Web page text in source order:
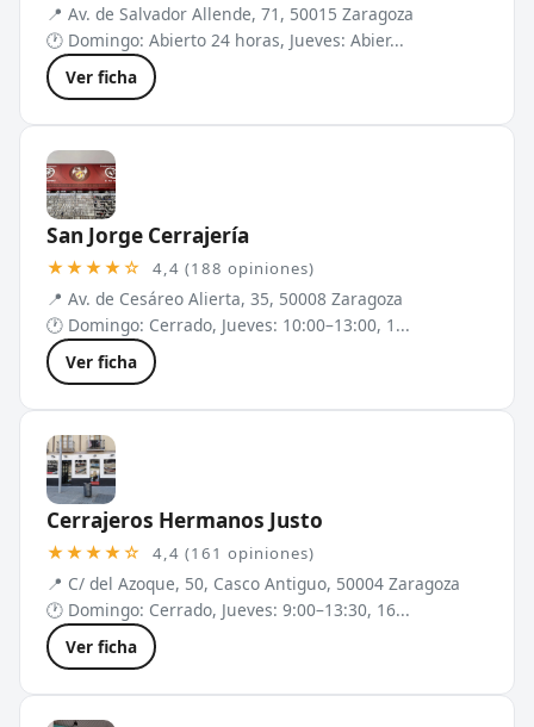
📍 Av. de Salvador Allende, 71, 50015 Zaragoza
🕐 Domingo: Abierto 24 horas, Jueves: Abier...
Ver ficha
San Jorge Cerrajería
★★★★☆ 4,4 (188 opiniones)
📍 Av. de Cesáreo Alierta, 35, 50008 Zaragoza
🕐 Domingo: Cerrado, Jueves: 10:00–13:00, 1...
Ver ficha
Cerrajeros Hermanos Justo
★★★★☆ 4,4 (161 opiniones)
📍 C/ del Azoque, 50, Casco Antiguo, 50004 Zaragoza
🕐 Domingo: Cerrado, Jueves: 9:00–13:30, 16...
Ver ficha